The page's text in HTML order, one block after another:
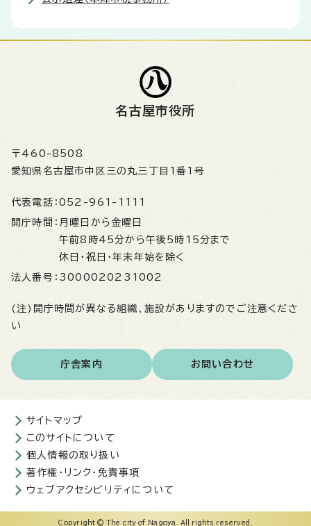
名古屋市役所
〒460-8508
愛知県名古屋市中区三の丸三丁目1番1号
代表電話： 052-961-1111
開庁時間： 月曜日から金曜日
午前8時45分から午後5時15分まで
休日・祝日・年末年始を除く
法人番号： 3000020231002
(注)開庁時間が異なる組織、施設がありますのでご注意くださ
い
庁舎案内 お問い合わせ
サイトマップ
このサイトについて
個人情報の取り扱い
著作権・リンク・免責事項
ウェブアクセシビリティについて
Copyright © The city of Nagoya. All rights reserved.